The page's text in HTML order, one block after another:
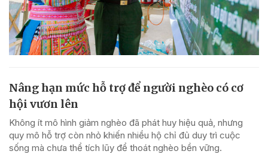
Nâng hạn mức hỗ trợ để người nghèo có cơ
hội vươn lên
Không ít mô hình giảm nghèo đã phát huy hiệu quả, nhưng
quy mô hỗ trợ còn nhỏ khiến nhiều hộ chỉ đủ duy trì cuộc
sống mà chưa thể tích lũy để thoát nghèo bền vững.